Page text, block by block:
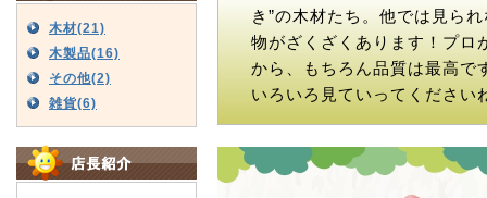
木材(21)
木製品(16)
その他(2)
雑貨(6)
き”の木材たち。他では見ら
物がざくざくあります！プロ
から、もちろん品質は最高で
いろいろ見ていってください